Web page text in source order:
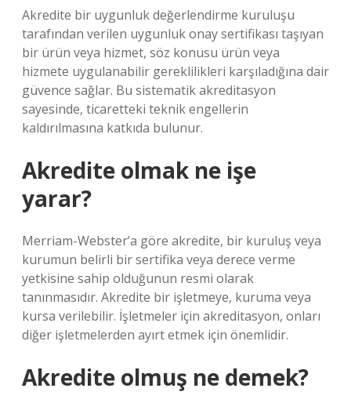
Akredite bir uygunluk değerlendirme kuruluşu
tarafından verilen uygunluk onay sertifikası taşıyan
bir ürün veya hizmet, söz konusu ürün veya
hizmete uygulanabilir gereklilikleri karşıladığına dair
güvence sağlar. Bu sistematik akreditasyon
sayesinde, ticaretteki teknik engellerin
kaldırılmasına katkıda bulunur.
Akredite olmak ne işe
yarar?
Merriam-Webster’a göre akredite, bir kuruluş veya
kurumun belirli bir sertifika veya derece verme
yetkisine sahip olduğunun resmi olarak
tanınmasıdır. Akredite bir işletmeye, kuruma veya
kursa verilebilir. İşletmeler için akreditasyon, onları
diğer işletmelerden ayırt etmek için önemlidir.
Akredite olmuş ne demek?